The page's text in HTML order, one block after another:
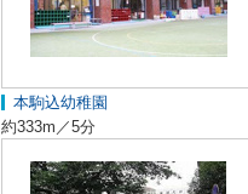
本駒込幼稚園
約333m／5分